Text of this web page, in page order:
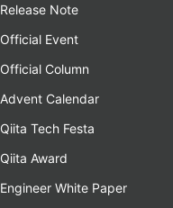
Release Note
Official Event
Official Column
Advent Calendar
Qiita Tech Festa
Qiita Award
Engineer White Paper